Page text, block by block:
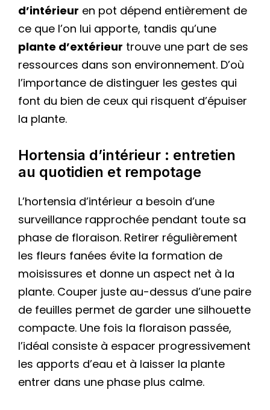
d’intérieur en pot dépend entièrement de
ce que l’on lui apporte, tandis qu’une
plante d’extérieur trouve une part de ses
ressources dans son environnement. D’où
l’importance de distinguer les gestes qui
font du bien de ceux qui risquent d’épuiser
la plante.
Hortensia d’intérieur : entretien
au quotidien et rempotage
L’hortensia d’intérieur a besoin d’une
surveillance rapprochée pendant toute sa
phase de floraison. Retirer régulièrement
les fleurs fanées évite la formation de
moisissures et donne un aspect net à la
plante. Couper juste au-dessus d’une paire
de feuilles permet de garder une silhouette
compacte. Une fois la floraison passée,
l’idéal consiste à espacer progressivement
les apports d’eau et à laisser la plante
entrer dans une phase plus calme.